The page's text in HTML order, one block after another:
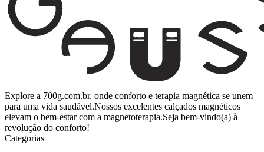
Explore a 700g.com.br, onde conforto e terapia magnética se unem
para uma vida saudável.Nossos excelentes calçados magnéticos
elevam o bem-estar com a magnetoterapia.Seja bem-vindo(a) à
revolução do conforto!
Categorias